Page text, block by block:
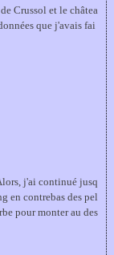
Crussol et le châtea
que j'avais fai
j'ai continué jusq
en contrebas des pel
pour monter au des